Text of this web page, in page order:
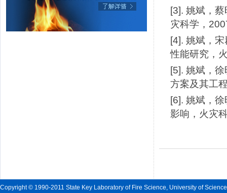
[3]. 姚斌，
灾科学，
[4]. 姚斌，
性能研究，
[5]. 姚斌，
方案及其工
[6]. 姚斌，
影响，火灾
Copyright © 1990-2011 State Key Laboratory of Fire Science, University of